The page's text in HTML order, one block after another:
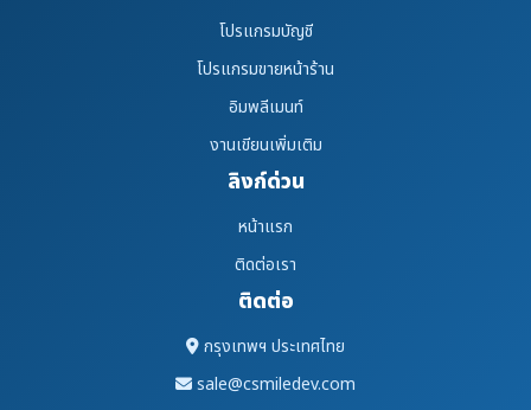
โปรแกรมบัญชี
โปรแกรมขายหน้าร้าน
อิมพลีเมนท์
งานเขียนเพิ่มเติม
ลิงก์ด่วน
หน้าแรก
ติดต่อเรา
ติดต่อ
กรุงเทพฯ ประเทศไทย
sale@csmiledev.com